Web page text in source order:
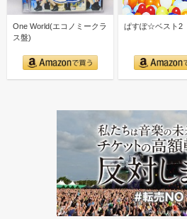
One World(エコノミークラ
ス盤)
ぱすぽ☆ベスト2